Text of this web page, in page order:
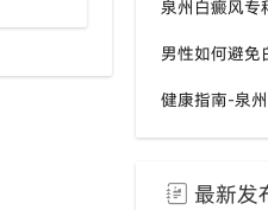
男性如何避免
最新发